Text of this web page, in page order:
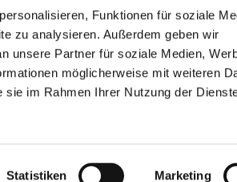
Funktionen für soziale
zu analysieren. Außerdem geben wir
unsere Partner für soziale Medien,
möglicherweise mit weiteren
im Rahmen Ihrer Nutzung der
Statistiken Marketing